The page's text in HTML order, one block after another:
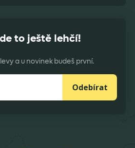
to ještě lehčí!
a u novinek budeš první.
Odebírat